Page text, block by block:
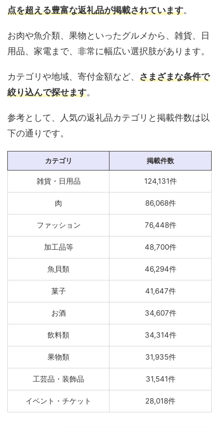
点を超える豊富な返礼品が掲載されています。
お肉や魚介類、果物といったグルメから、雑貨、日
用品、家電まで、非常に幅広い選択肢があります。
カテゴリや地域、寄付金額など、 さまざまな条件で
絞り込んで探せます。
参考として、人気の返礼品カテゴリと掲載件数は以
下の通りです。
カテゴリ 掲載件数
雑貨・日用品 124,131件
肉 86,068件
ファッション 76,448件
加工品等 48,700件
魚貝類 46,294件
菓子 41,647件
お酒 34,607件
飲料類 34,314件
果物類 31,935件
工芸品・装飾品 31,541件
イベント・チケット 28,018件